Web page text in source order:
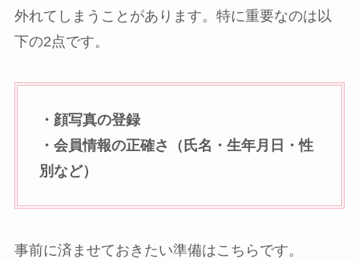
外れてしまうことがあります。特に重要なのは以
下の2点です。
・顔写真の登録
・会員情報の正確さ（氏名・生年月日・性
別など）
事前に済ませておきたい準備はこちらです。